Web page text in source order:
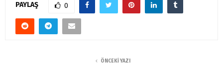
PAYLAŞ 0
ÖNCEKI YAZI